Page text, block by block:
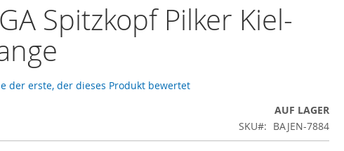
Spitzkopf Pilker Kiel-
der erste, der dieses Produkt bewertet
AUF LAGER
SKU
BAJEN-7884